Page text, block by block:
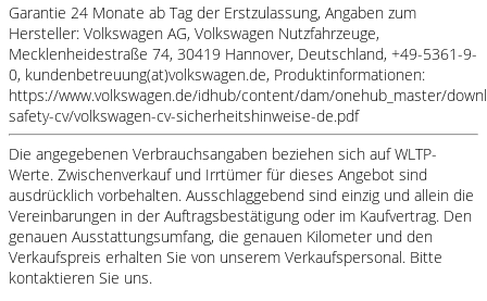
Garantie 24 Monate ab Tag der Erstzulassung, Angaben zum
Hersteller: Volkswagen AG, Volkswagen Nutzfahrzeuge,
Mecklenheidestraße 74, 30419 Hannover, Deutschland, +49-5361-9-
0, kundenbetreuung(at)volkswagen.de, Produktinformationen:
https://www.volkswagen.de/idhub/content/dam/onehub_master/
safety-cv/volkswagen-cv-sicherheitshinweise-de.pdf
Die angegebenen Verbrauchsangaben beziehen sich auf WLTP-
Werte. Zwischenverkauf und Irrtümer für dieses Angebot sind
ausdrücklich vorbehalten. Ausschlaggebend sind einzig und allein die
Vereinbarungen in der Auftragsbestätigung oder im Kaufvertrag. Den
genauen Ausstattungsumfang, die genauen Kilometer und den
Verkaufspreis erhalten Sie von unserem Verkaufspersonal. Bitte
kontaktieren Sie uns.